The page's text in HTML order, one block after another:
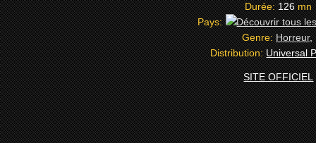
Durée:126mn
Pays:
Genre:Horreur,
Distribution:Universal
SITE OFFICIEL